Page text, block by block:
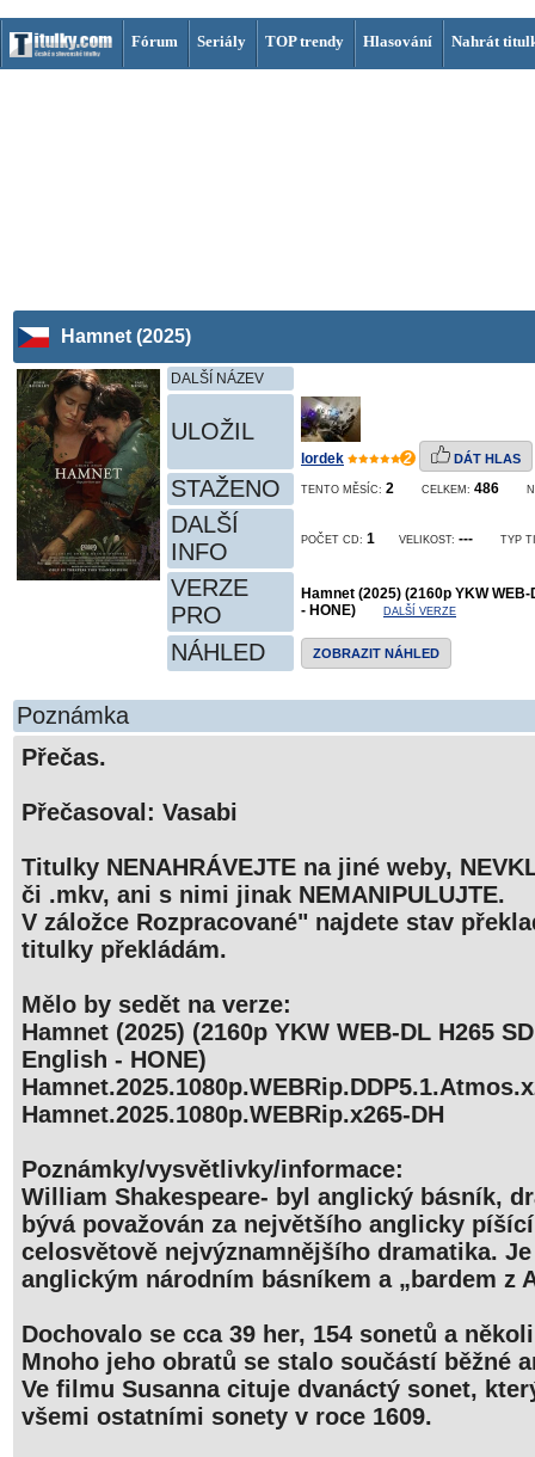
Fórum Seriály TOP trendy Hlasování Nahrát
Hamnet (2025)
DALŠÍ NÁZEV
ULOŽIL
lordek 2 DÁT HLAS
STAŽENO TENTO MĚSÍC: 2 CELKEM: 486
DALŠÍ
INFO
POČET CD: 1 VELIKOST: --- TYP
VERZE
PRO
Hamnet (2025) (2160p YKW
- HONE)
DALŠÍ VERZE
NÁHLED ZOBRAZIT NÁHLED
Poznámka
Přečas.
Přečasoval: Vasabi
Titulky NENAHRÁVEJTE na jiné weby,
či .mkv, ani s nimi jinak NEMANIPULUJTE.
V záložce Rozpracované" najdete stav
titulky překládám.
Mělo by sedět na verze:
Hamnet (2025) (2160p YKW WEB-DL H265
English - HONE)
Hamnet.2025.1080p.WEBRip.x265-DH
Poznámky/vysvětlivky/informace:
William Shakespeare- byl anglický básník,
bývá považován za největšího anglicky
celosvětově nejvýznamnějšího dramatika.
anglickým národním básníkem a „bardem z
Dochovalo se cca 39 her, 154 sonetů a
Mnoho jeho obratů se stalo součástí běžné
Ve filmu Susanna cituje dvanáctý sonet,
všemi ostatními sonety v roce 1609.